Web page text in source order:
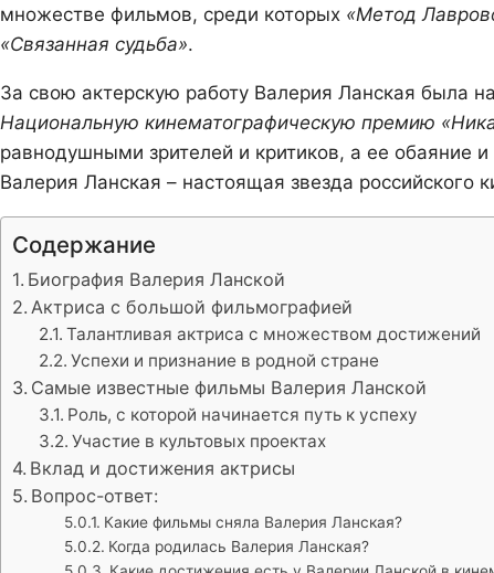
множестве фильмов, среди которых «Метод
«Связанная судьба».
За свою актерскую работу Валерия Ланская была
Национальную кинематографическую премию
равнодушными зрителей и критиков, а ее обаяние
Валерия Ланская – настоящая звезда российского
Содержание
Биография Валерия Ланской
Актриса с большой фильмографией
Талантливая актриса с множеством достижений
Успехи и признание в родной стране
Самые известные фильмы Валерия Ланской
Роль, с которой начинается путь к успеху
Участие в культовых проектах
Вклад и достижения актрисы
Вопрос-ответ:
Какие фильмы сняла Валерия Ланская?
Когда родилась Валерия Ланская?